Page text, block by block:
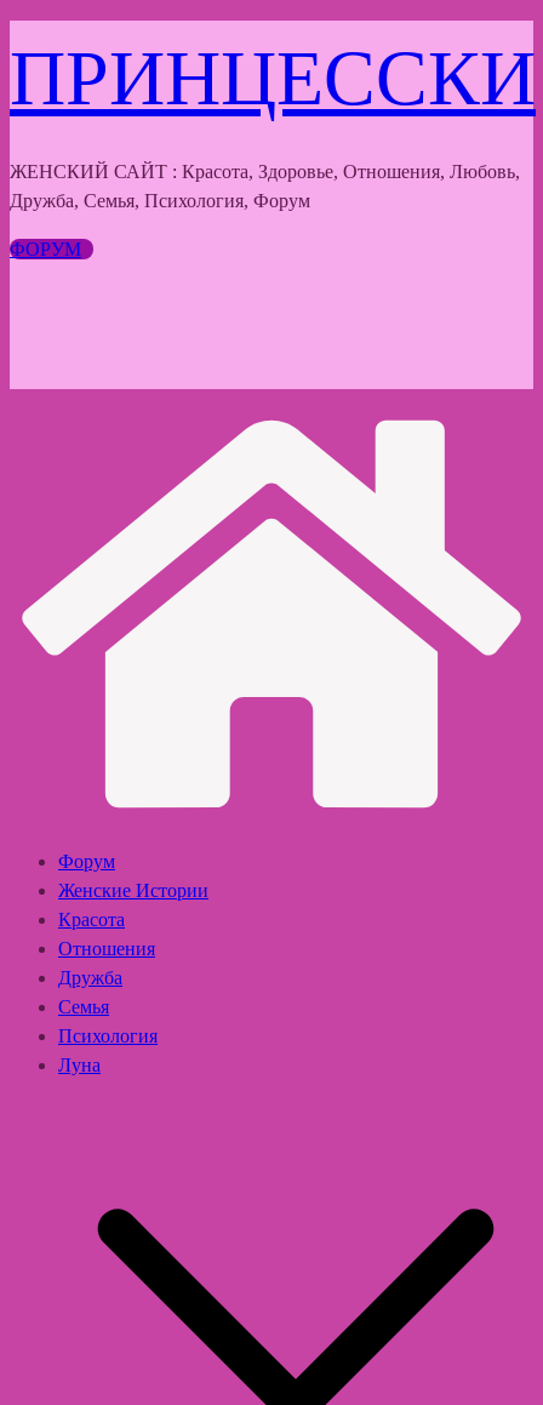
к
содержимому
ПРИНЦЕССКИ
ЖЕНСКИЙ САЙТ : Красота, Здоровье, Отношения, Любовь,
Дружба, Семья, Психология, Форум
ФОРУМ
Форум
Женские Истории
Красота
Отношения
Дружба
Семья
Психология
Луна